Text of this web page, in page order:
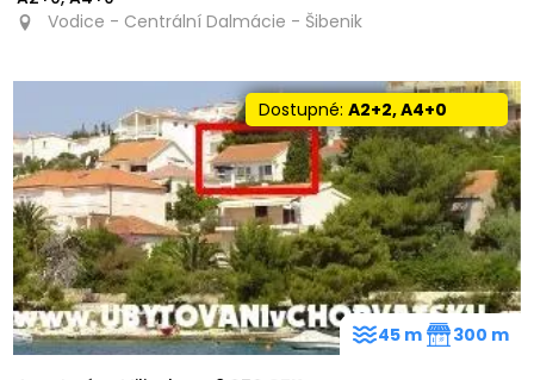
Vodice - Centrální Dalmácie - Šibenik
Dostupné:A2+2, A4+0
45 m 300 m